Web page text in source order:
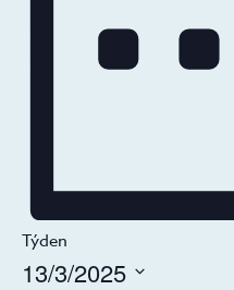
Týden
13/3/2025